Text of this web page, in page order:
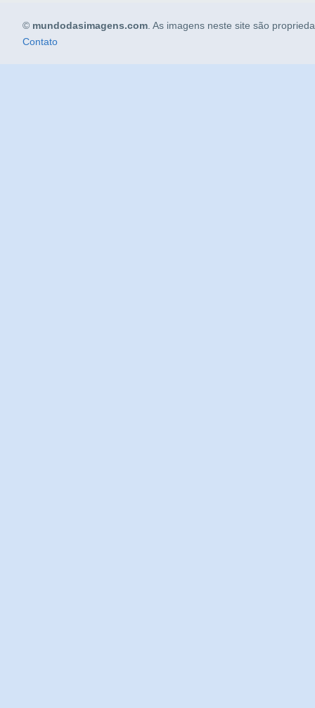
© mundodasimagens.com . As imagens neste site são
Contato